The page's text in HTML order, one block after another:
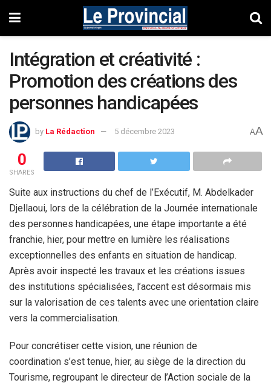
Intégration et créativité :
Promotion des créations des
personnes handicapées
by La Rédaction 5 décembre 2023 AA
0
SHARES
Suite aux instructions du chef de l’Exécutif, M. Abdelkader
Djellaoui, lors de la célébration de la Journée internationale
des personnes handicapées, une étape importante a été
franchie, hier, pour mettre en lumière les réalisations
exceptionnelles des enfants en situation de handicap.
Après avoir inspecté les travaux et les créations issues
des institutions spécialisées, l’accent est désormais mis
sur la valorisation de ces talents avec une orientation claire
vers la commercialisation.
Pour concrétiser cette vision, une réunion de
coordination s’est tenue, hier, au siège de la direction du
Tourisme, regroupant le directeur de l’Action sociale de la